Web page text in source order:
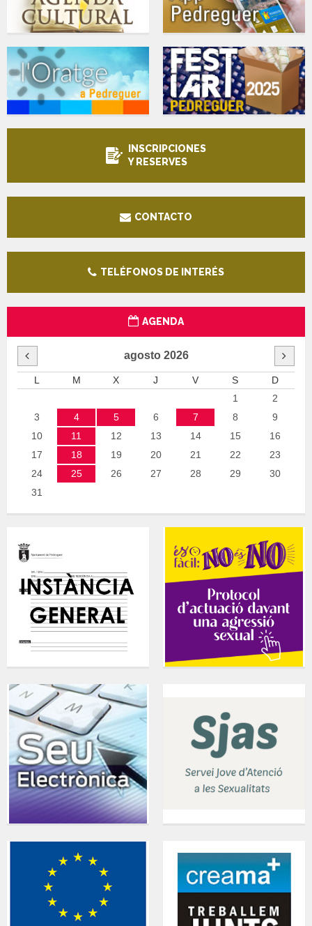
INSCRIPCIONES
Y RESERVES
CONTACTO
TELÉFONOS DE INTERÉS
AGENDA
agosto 2026
L M X J V S
D
1
2
3
4 5 6 7 8
9
10
11 12 13 14 15
16
17
18 19 20 21 22
23
24
25 26 27 28 29
30
31